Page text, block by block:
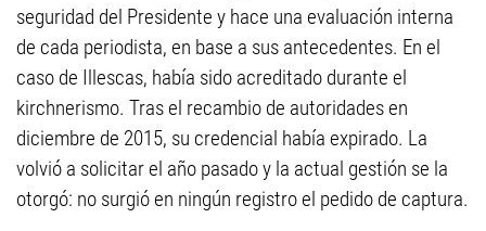
seguridad del Presidente y hace una evaluación interna
de cada periodista, en base a sus antecedentes. En el
caso de Illescas, había sido acreditado durante el
kirchnerismo. Tras el recambio de autoridades en
diciembre de 2015, su credencial había expirado. La
volvió a solicitar el año pasado y la actual gestión se la
otorgó: no surgió en ningún registro el pedido de captura.